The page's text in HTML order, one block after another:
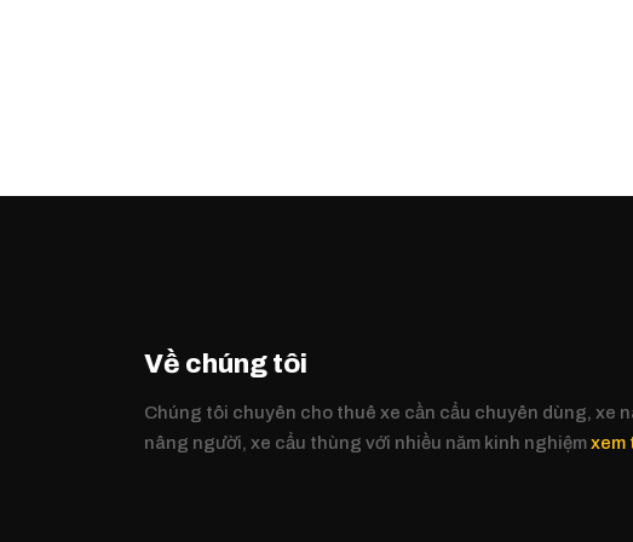
Về chúng tôi
Chúng tôi chuyên cho thuê xe cần cẩu chuyên dùng, xe
nâng người, xe cẩu thùng với nhiều năm kinh nghiệmxem